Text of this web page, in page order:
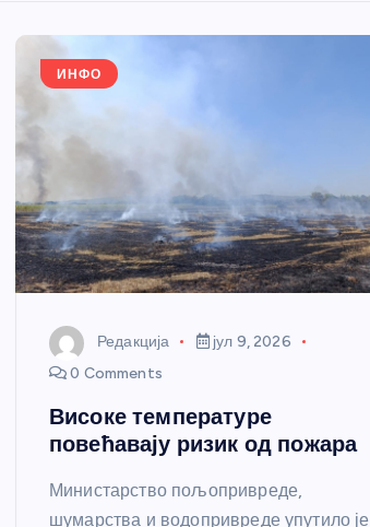
ИНФО
Редакција
јул 9, 2026
0 Comments
Високе температуре
повећавају ризик од пожара
Министарство пољопривреде,
шумарства и водопривреде упутило је